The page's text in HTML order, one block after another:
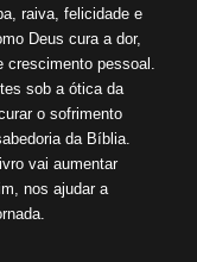
raiva, felicidade e
Deus cura a dor,
crescimento pessoal.
sob a ótica da
o sofrimento
da Bíblia.
vai aumentar
nos ajudar a